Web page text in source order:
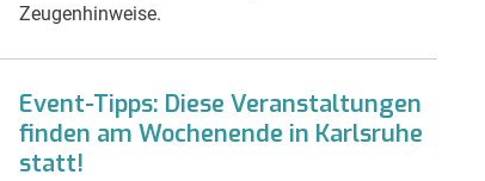
Zeugenhinweise.
Event-Tipps: Diese Veranstaltungen
finden am Wochenende in Karlsruhe
statt!